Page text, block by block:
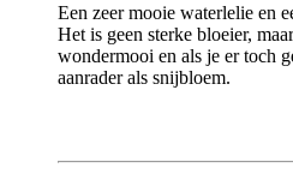
Een zeer mooie waterlelie en
Het is geen sterke bloeier,
wondermooi en als je er toch
aanrader als snijbloem.